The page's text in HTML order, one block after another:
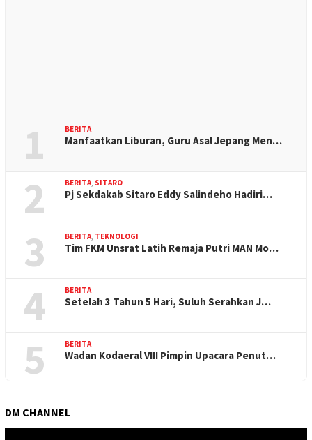
1 BERITA
Manfaatkan Liburan, Guru Asal Jepang Men…
2 BERITA, SITARO
Pj Sekdakab Sitaro Eddy Salindeho Hadiri…
3 BERITA, TEKNOLOGI
Tim FKM Unsrat Latih Remaja Putri MAN Mo…
4 BERITA
Setelah 3 Tahun 5 Hari, Suluh Serahkan J…
5 BERITA
Wadan Kodaeral VIII Pimpin Upacara Penut…
DM CHANNEL